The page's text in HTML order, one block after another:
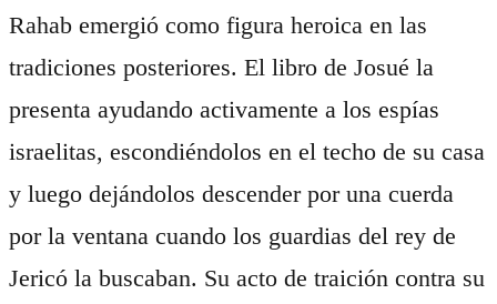
Rahab emergió como figura heroica en las
tradiciones posteriores. El libro de Josué la
presenta ayudando activamente a los espías
israelitas, escondiéndolos en el techo de su casa
y luego dejándolos descender por una cuerda
por la ventana cuando los guardias del rey de
Jericó la buscaban. Su acto de traición contra su